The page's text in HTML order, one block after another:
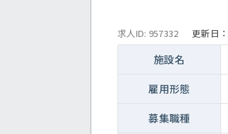
求人ID: 957332 更新日：
施設名
雇用形態
募集職種